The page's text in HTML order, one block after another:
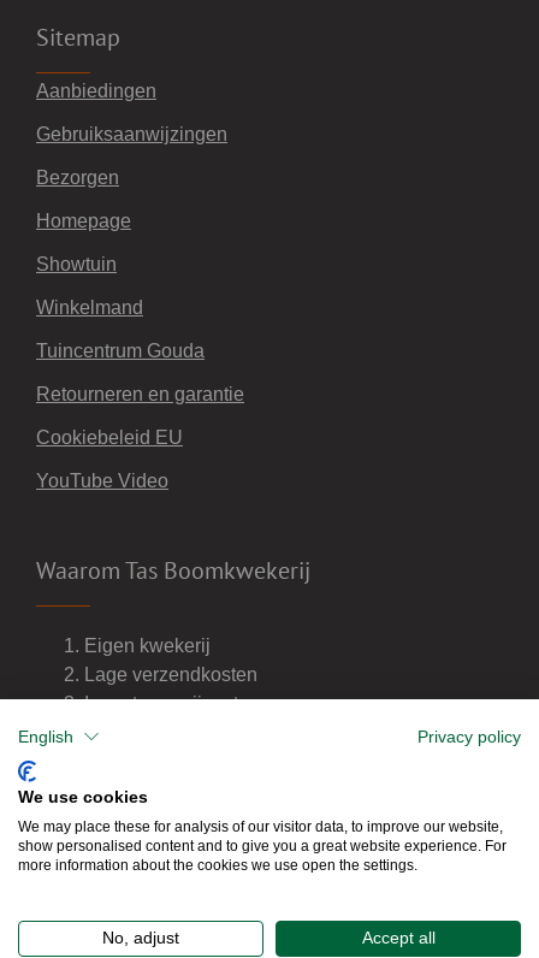
Sitemap
Aanbiedingen
Gebruiksaanwijzingen
Bezorgen
Homepage
Showtuin
Winkelmand
Tuincentrum Gouda
Retourneren en garantie
Cookiebeleid EU
YouTube Video
Waarom Tas Boomkwekerij
Eigen kwekerij
Lage verzendkosten
Import van wijnvaten
Dealer van DCM meststoffen
English Privacy policy
We use cookies
We may place these for analysis of our visitor data, to improve our website,
show personalised content and to give you a great website experience. For
more information about the cookies we use open the settings.
No, adjust Accept all